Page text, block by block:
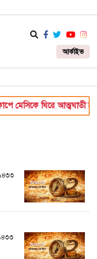
আর্কাইভ
ঘিরে আত্মঘাতী হামলার